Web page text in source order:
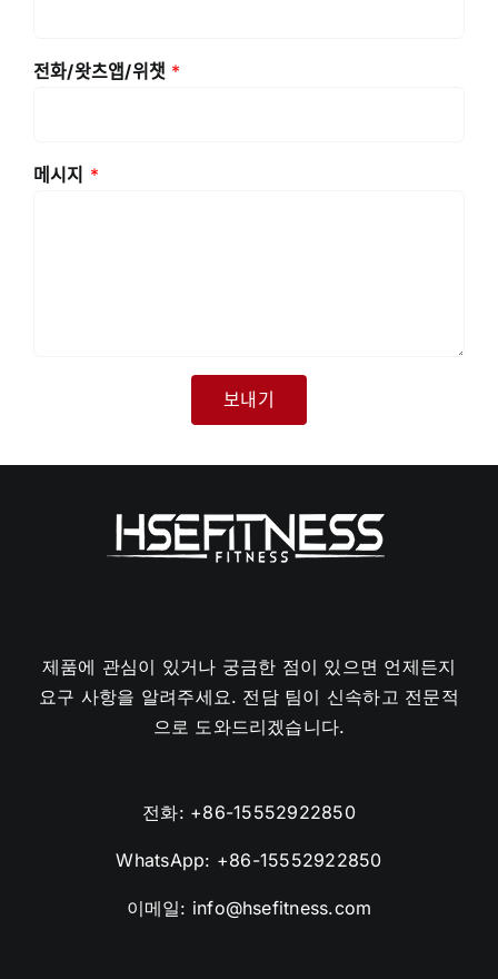
전화/왓츠앱/위챗 *
메시지 *
제품에 관심이 있거나 궁금한 점이 있으면 언제든지
요구 사항을 알려주세요. 전담 팀이 신속하고 전문적
으로 도와드리겠습니다.
전화: +86-15552922850
WhatsApp: +86-15552922850
이메일: info@hsefitness.com